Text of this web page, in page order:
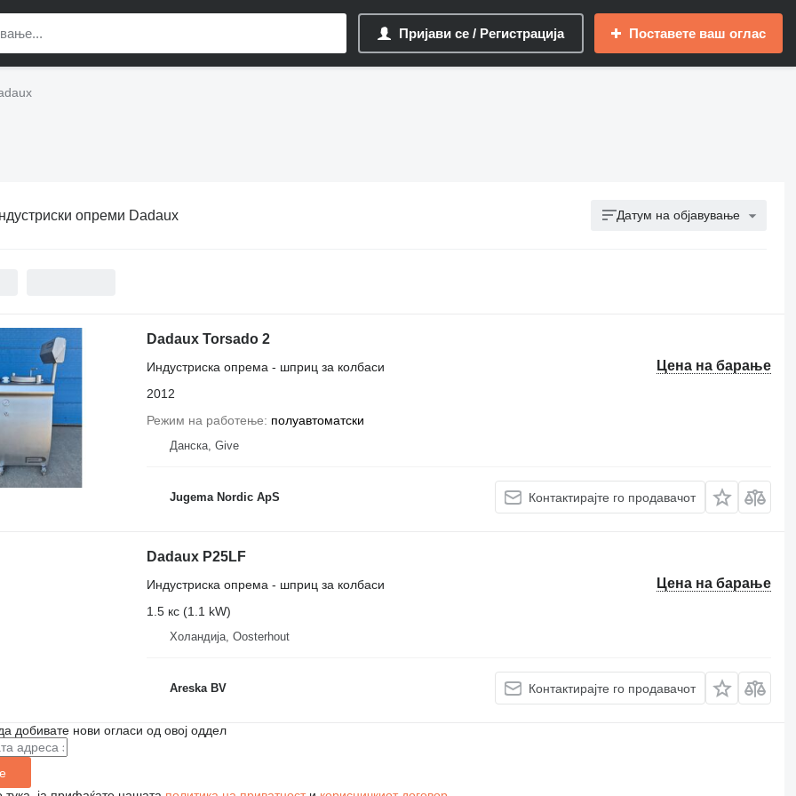
Пријави се / Регистрација Поставете ваш оглас
опреми Dadaux Датум на објавување
Dadaux Torsado 2
Цена на барање
Индустриска опрема - шприц за колбаси
2012
Режим на работење
полуавтоматски
Данска, Give
Jugema Nordic ApS Контактирајте го продавачот
Dadaux P25LF
Цена на барање
Индустриска опрема - шприц за колбаси
1.5 кс (1.1 kW)
Холандија, Oosterhout
Areska BV Контактирајте го продавачот
добивате нови огласи од овој оддел